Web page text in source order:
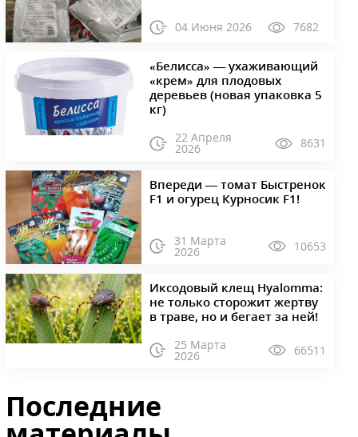
04 Июня 2026 7682
«Белисса» — ухаживающий
«крем» для плодовых
деревьев (новая упаковка 5
кг)
22 Апреля
2026 8631
Впереди — томат Быстренок
F1 и огурец Курносик F1!
31 Марта
2026 10653
Иксодовый клещ Hyalomma:
не только сторожит жертву
в траве, но и бегает за ней!
25 Марта
2026 66511
Последние